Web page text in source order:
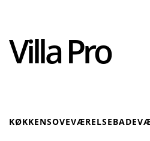
Villa Pro
KØKKENSOVEVÆRELSE